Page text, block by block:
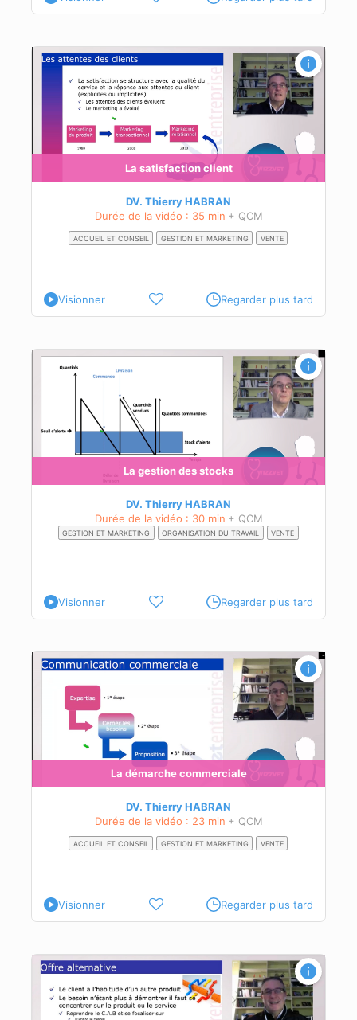
La satisfaction client
DV. Thierry HABRAN
Durée de la vidéo : 35 min + QCM
ACCUEIL ET CONSEIL GESTION ET MARKETING VENTE
Visionner Regarder plus tard
La gestion des stocks
DV. Thierry HABRAN
Durée de la vidéo : 30 min + QCM
GESTION ET MARKETING ORGANISATION DU TRAVAIL VENTE
Visionner Regarder plus tard
La démarche commerciale
DV. Thierry HABRAN
Durée de la vidéo : 23 min + QCM
ACCUEIL ET CONSEIL GESTION ET MARKETING VENTE
Visionner Regarder plus tard